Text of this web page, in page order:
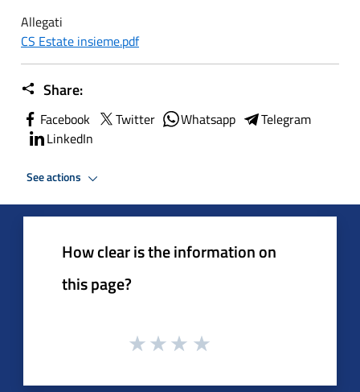
Allegati
CS Estate insieme.pdf
Share:
Facebook Twitter Whatsapp
Telegram
LinkedIn
See actions
How clear is the information on
this page?